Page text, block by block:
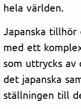
hela världen.
Japanska tillhör
med ett
som uttrycks av
det japanska
ställningen till